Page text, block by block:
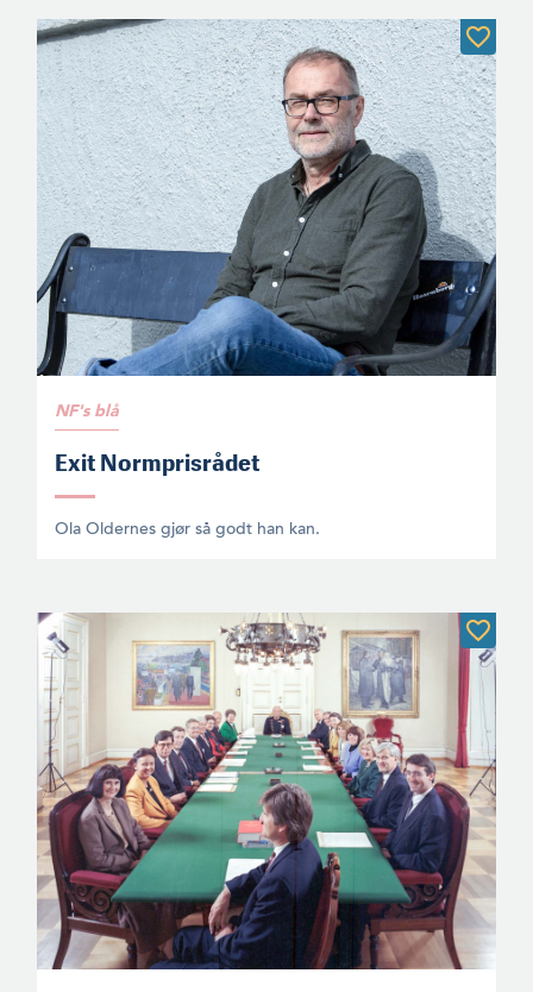
NF's blå
Exit Normprisrådet
Ola Oldernes gjør så godt han kan.